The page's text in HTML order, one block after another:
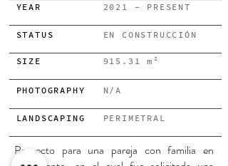
YEAR 2021 - PRESENT
STATUS EN CONSTRUCCIÓN
SIZE 915.31 m²
PHOTOGRAPHY N/A
LANDSCAPING PERIMETRAL
Proyecto para una pareja con familia en